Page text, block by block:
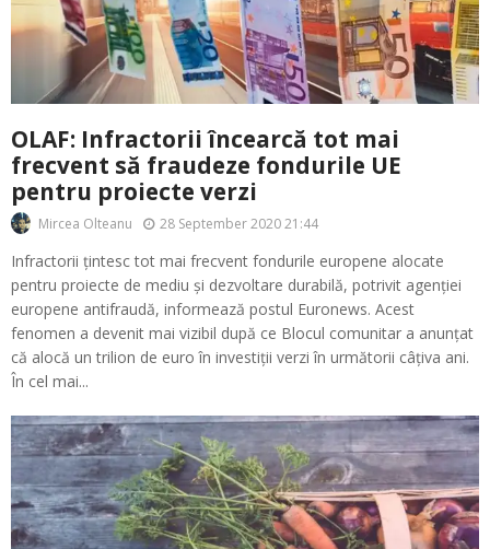
OLAF: Infractorii încearcă tot mai
frecvent să fraudeze fondurile UE
pentru proiecte verzi
Mircea Olteanu 28 September 2020 21:44
Infractorii țintesc tot mai frecvent fondurile europene alocate
pentru proiecte de mediu și dezvoltare durabilă, potrivit agenției
europene antifraudă, informează postul Euronews. Acest
fenomen a devenit mai vizibil după ce Blocul comunitar a anunțat
că alocă un trilion de euro în investiții verzi în următorii câțiva ani.
În cel mai...